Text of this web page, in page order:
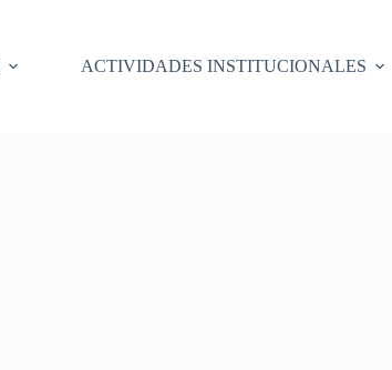
ACTIVIDADES INSTITUCIONALES